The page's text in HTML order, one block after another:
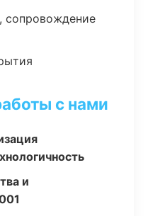
сопровождение
с нами
и